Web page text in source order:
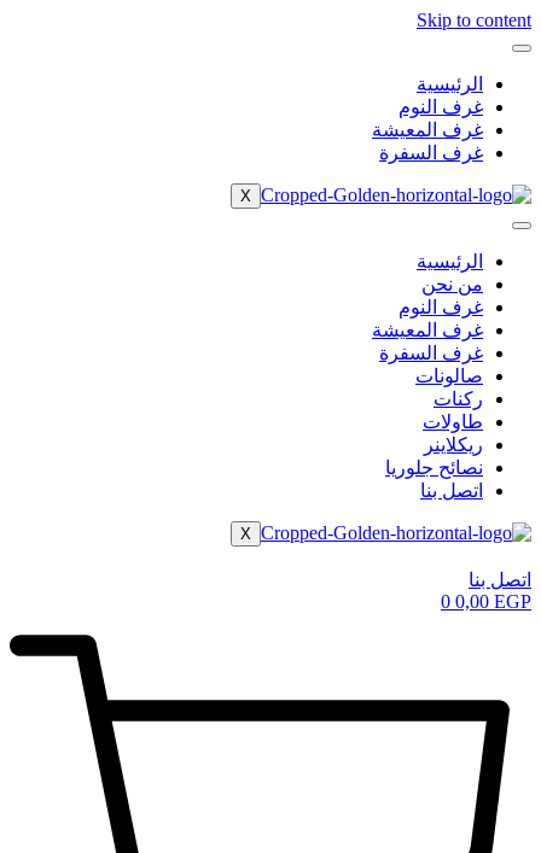
Skip to content
الرئيسية
غرف النوم
غرف المعيشة
غرف السفرة
X
الرئيسية
من نحن
غرف النوم
غرف المعيشة
غرف السفرة
صالونات
ركنات
طاولات
ريكلاينر
نصائح جلوريا
اتصل بنا
X
اتصل بنا
0,00 EGP
0